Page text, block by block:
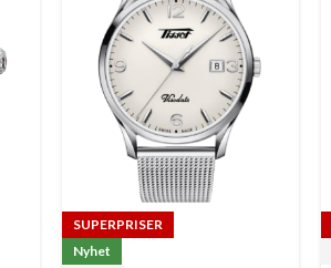
SUPERPRISER
Nyhet